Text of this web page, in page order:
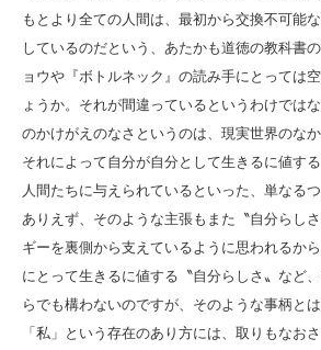
もとより全ての人間は、最初から交換不可能
しているのだという、あたかも道徳の教科書
ョウや『ボトルネック』の読み手にとっては
ょうか。それが間違っているというわけでは
のかけがえのなさというのは、現実世界のな
それによって自分が自分として生きるに値す
人間たちに与えられているといった、単なる
ありえず、そのような主張もまた〝自分らし
ギーを裏側から支えているように思われるか
にとって生きるに値する〝自分らしさ〟など
らでも構わないのですが、そのような事柄と
「私」という存在のあり方には、取りもなお